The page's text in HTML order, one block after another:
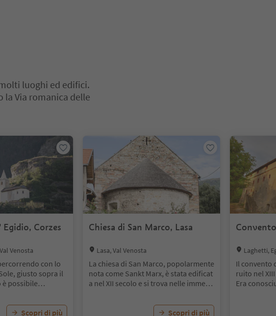
luoghi ed edifici.
la Via romanica delle
Egidio, Corzes
Venosta
con lo
giusto sopra il
possibile
collocato tra
mezzo dell’area
Scopri di più
Chiesa di San Marco, Lasa
Location:
Lasa, Val Venosta
La chiesa di San Marco, popolarmente
nota come Sankt Marx, è stata edificat
a nel XII secolo e si trova nelle immedi
e di Lasa. È considerata una delle cost
ruzioni romaniche più belle dell’Alto A
Scopri di più
Location:
Laghetti,
Il convento
ruito nel
Era